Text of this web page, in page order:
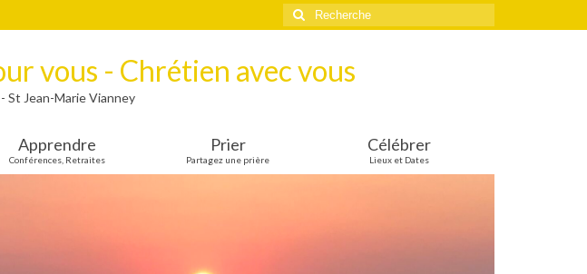
Rechercher
:
vous - Chrétien avec vous
St Jean-Marie Vianney
Apprendre
Conférences, Retraites
Prier
Partagez une prière
Célébrer
Lieux et Dates